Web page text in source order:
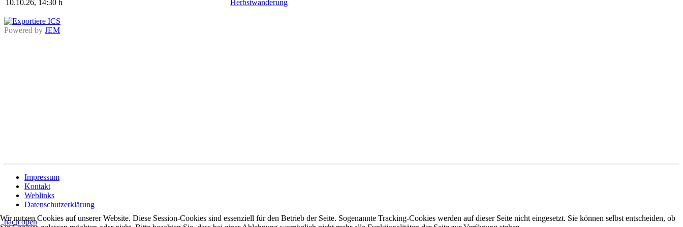
10.10.26, 14:30 h Herbstwanderung
Powered by JEM
Impressum
Kontakt
Weblinks
Datenschutzerklärung
nach oben
Wir nutzen Cookies auf unserer Website. Diese Session-Cookies sind essenziell für den Betrieb der Seite. Sogenannte Tracking-Cookies werden auf dieser Seite nicht eingesetzt. Sie können selbst entscheiden, ob